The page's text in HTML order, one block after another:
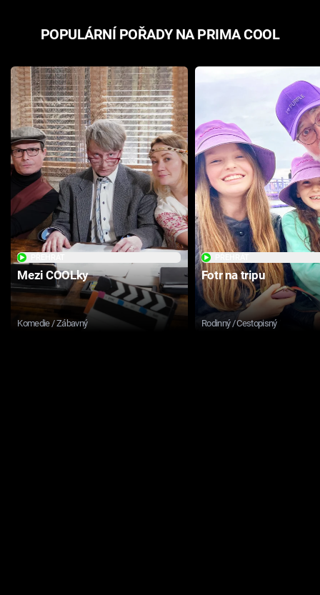
POPULÁRNÍ POŘADY NA PRIMA COOL
Mezi COOLky
Komedie / Zábavný
Fotr na tripu
Rodinný / Cestopisný